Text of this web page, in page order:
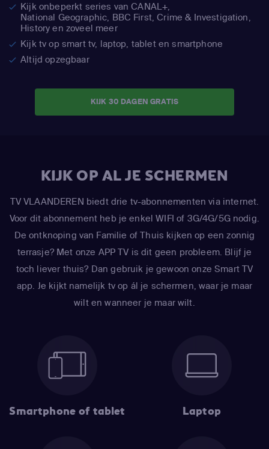
Kijk onbeperkt series van CANAL+,
National Geographic, BBC First, Crime & Investigation,
History en zoveel meer
Kijk tv op smart tv, laptop, tablet en smartphone
Altijd opzegbaar
KIJK 30 DAGEN GRATIS
KIJK OP AL JE SCHERMEN
TV VLAANDEREN biedt drie tv-abonnementen via internet.
Voor dit abonnement heb je enkel WIFI of 3G/4G/5G nodig.
De ontknoping van Familie of Thuis kijken op een zonnig
terrasje? Met onze APP TV is dit geen probleem. Blijf je
toch liever thuis? Dan gebruik je gewoon onze Smart TV
app. Je kijkt namelijk tv op ál je schermen, waar je maar
wilt en wanneer je maar wilt.
Smartphone of tablet Laptop